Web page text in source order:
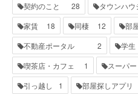
契約のこと
28 タウンハウ
家賃
18 同棲 12 部
不動産ポータル
2 学生
喫茶店・カフェ
1 スーパー
引っ越し
1 部屋探しアプリ